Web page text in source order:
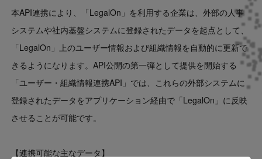
本API連携により、「LegalOn」を利用する企業は、外部の人事
システムや社内基盤システムに登録されたデータを起点として、
「LegalOn」上のユーザー情報および組織情報を自動的に更新で
きるようになります。API公開の第一弾として提供を開始する
「ユーザー・組織情報連携API」では、これらの外部システムに
登録されたデータをアプリケーション経由で「LegalOn」に反映
させることが可能です。
【連携可能な主なデータ】